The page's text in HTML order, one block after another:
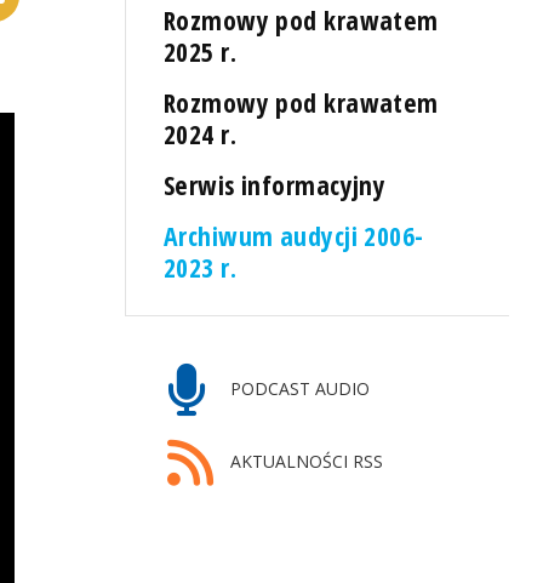
Rozmowy pod krawatem
2025 r.
Rozmowy pod krawatem
2024 r.
Serwis informacyjny
Archiwum audycji 2006-
2023 r.
PODCAST AUDIO
AKTUALNOŚCI RSS